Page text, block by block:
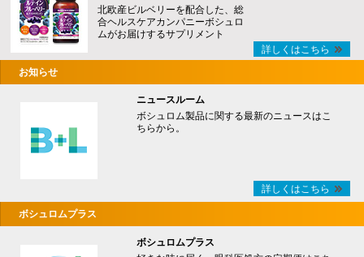
北欧産ビルベリーを配合した、総
合ヘルスケアカンパニーボシュロ
ムがお届けするサプリメント
詳しくはこちら
お知らせ
ニュースルーム
ボシュロム製品に関する最新のニュースはこ
ちらから。
詳しくはこちら
ボシュロムプラス
ボシュロムプラス